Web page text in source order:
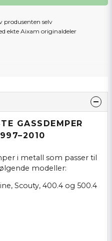
selv
ekte Aixam originaldeler
GASSDEMPER
i metall som passer til
modeller:
Scouty, 400.4 og 500.4